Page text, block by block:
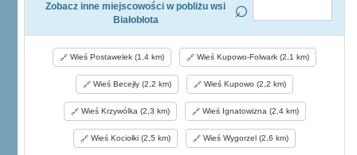
Zobacz inne miejscowości w pobliżu wsi
Białobłota
Wieś Postawelek (1,4 km) Wieś Kupowo-Folwark (2,1 km)
Wieś Becejły (2,2 km) Wieś Kupowo (2,2 km)
Wieś Krzywólka (2,3 km) Wieś Ignatowizna (2,4 km)
Wieś Kociołki (2,5 km) Wieś Wygorzel (2,6 km)